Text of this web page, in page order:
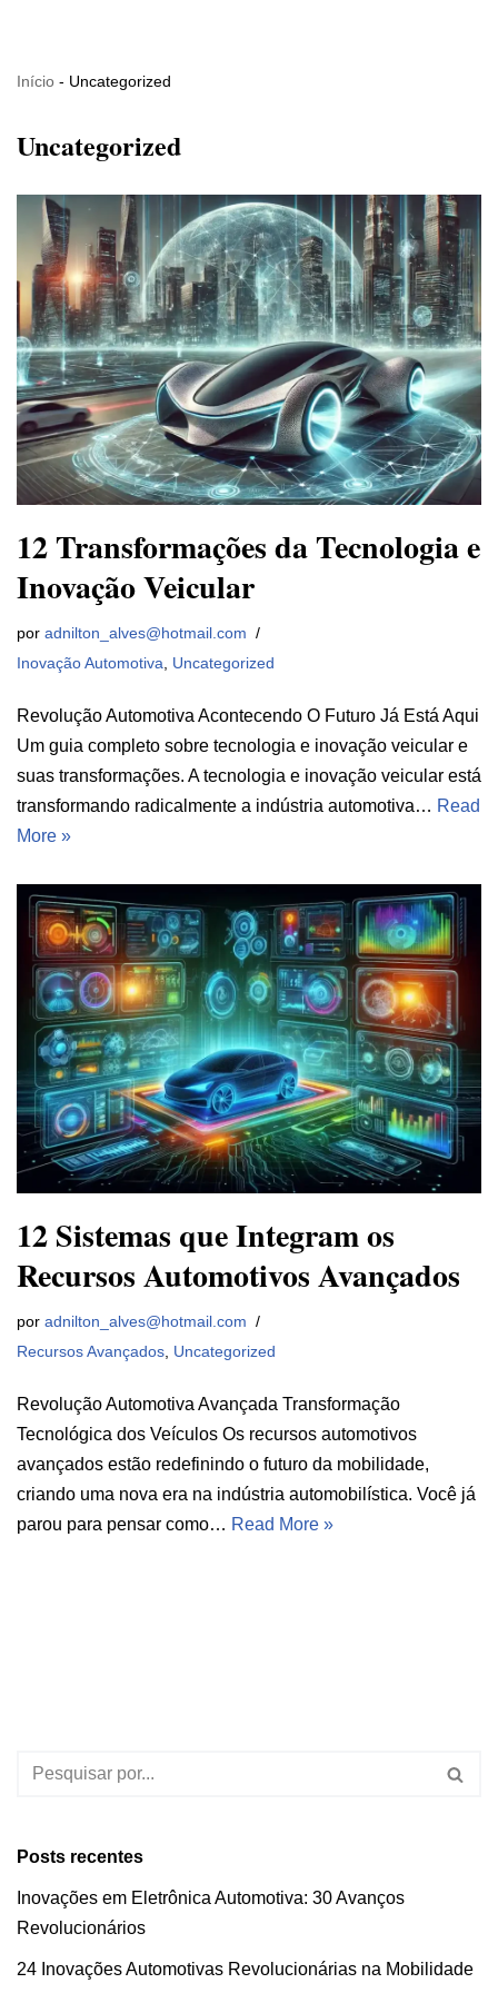
para
conteúdo
Início - Uncategorized
Uncategorized
12 Transformações da Tecnologia e
Inovação Veicular
por adnilton_alves@hotmail.com
Inovação Automotiva
Uncategorized
Revolução Automotiva Acontecendo O Futuro Já Está Aqui
Um guia completo sobre tecnologia e inovação veicular e
suas transformações. A tecnologia e inovação veicular está
transformando radicalmente a indústria automotiva… Read
More »
12 Sistemas que Integram os
Recursos Automotivos Avançados
por adnilton_alves@hotmail.com
Recursos Avançados, Uncategorized
Revolução Automotiva Avançada Transformação
Tecnológica dos Veículos Os recursos automotivos
avançados estão redefinindo o futuro da mobilidade,
criando uma nova era na indústria automobilística. Você já
parou para pensar como… Read More »
Posts recentes
Inovações em Eletrônica Automotiva: 30 Avanços
Revolucionários
24 Inovações Automotivas Revolucionárias na Mobilidade